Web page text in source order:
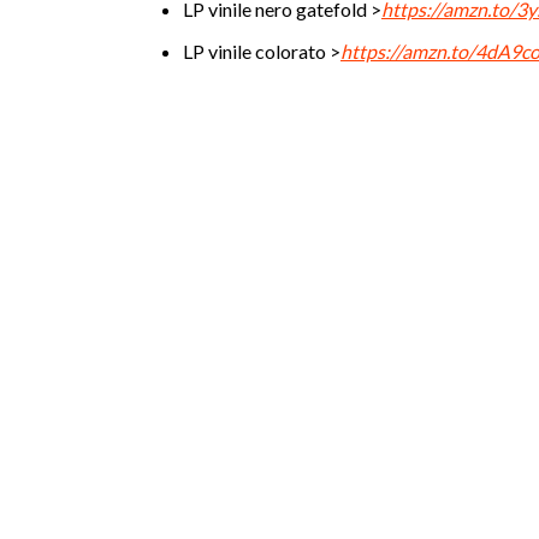
LP vinile nero gatefold >https://amzn.to/
LP vinile colorato >https://amzn.to/